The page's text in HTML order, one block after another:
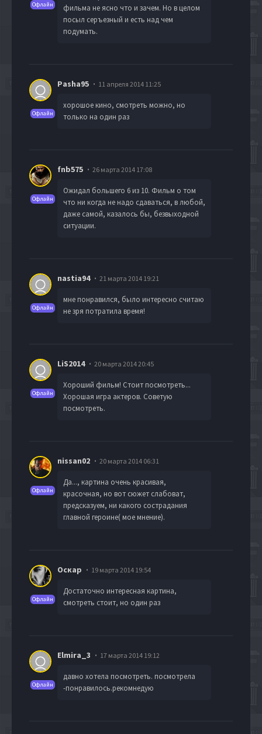
Офлайн
фильма не ясно что и зачем. Но в целом
посыл серъезный и есть над чем
подумать.
Офлайн
Pasha95 11 апреля 2014 11:25
хорошое кино, смотреть можно, но
только на один раз
Офлайн
fnb575 26 марта 2014 17:08
Ожидал большего 6 из 10. Фильм о том
что ни когда не надо сдаваться, в любой,
даже самой, казалось бы, безвыходной
ситуации.
Офлайн
nastia94 21 марта 2014 19:21
мне понравился, было интересно считаю
не зря потратила время!
Офлайн
LiS2014 20 марта 2014 20:45
Хороший фильм! Стоит посмотреть...
Хорошая игра актеров. Советую
посмотреть.
Офлайн
nissan02 20 марта 2014 06:31
Да..., картина очень красивая,
красочная, но вот сюжет слабоват,
предсказуем, ни какого сострадания
главной героине( мое мнение).
Офлайн
Оскар 19 марта 2014 19:54
Достаточно интересная картина,
смотреть стоит, но один раз
Офлайн
Elmira_3 17 марта 2014 19:12
давно хотела посмотреть. посмотрела
-понравилось.рекомнедую